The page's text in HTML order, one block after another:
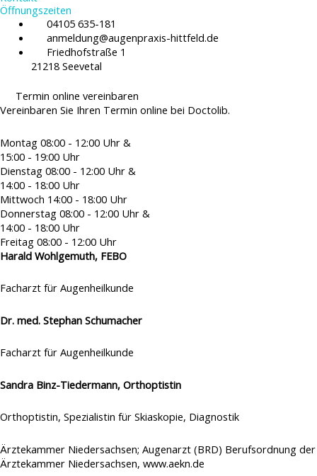
e
n
c
:
Öffnungszeiten
04105 635-181
anmeldung@augenpraxis-hittfeld.de
Friedhofstraße 1
21218 Seevetal
Termin online vereinbaren
Vereinbaren Sie Ihren Termin online bei Doctolib.
Montag 08:00 - 12:00 Uhr &
15:00 - 19:00 Uhr
Dienstag 08:00 - 12:00 Uhr &
14:00 - 18:00 Uhr
Mittwoch 14:00 - 18:00 Uhr
Donnerstag 08:00 - 12:00 Uhr &
14:00 - 18:00 Uhr
Freitag 08:00 - 12:00 Uhr
Harald Wohlgemuth, FEBO
Facharzt für Augenheilkunde
Dr. med. Stephan Schumacher
Facharzt für Augenheilkunde
Sandra Binz-Tiedermann, Orthoptistin
Orthoptistin, Spezialistin für Skiaskopie, Diagnostik
Ärztekammer Niedersachsen; Augenarzt (BRD) Berufsordnung der
Ärztekammer Niedersachsen, www.aekn.de